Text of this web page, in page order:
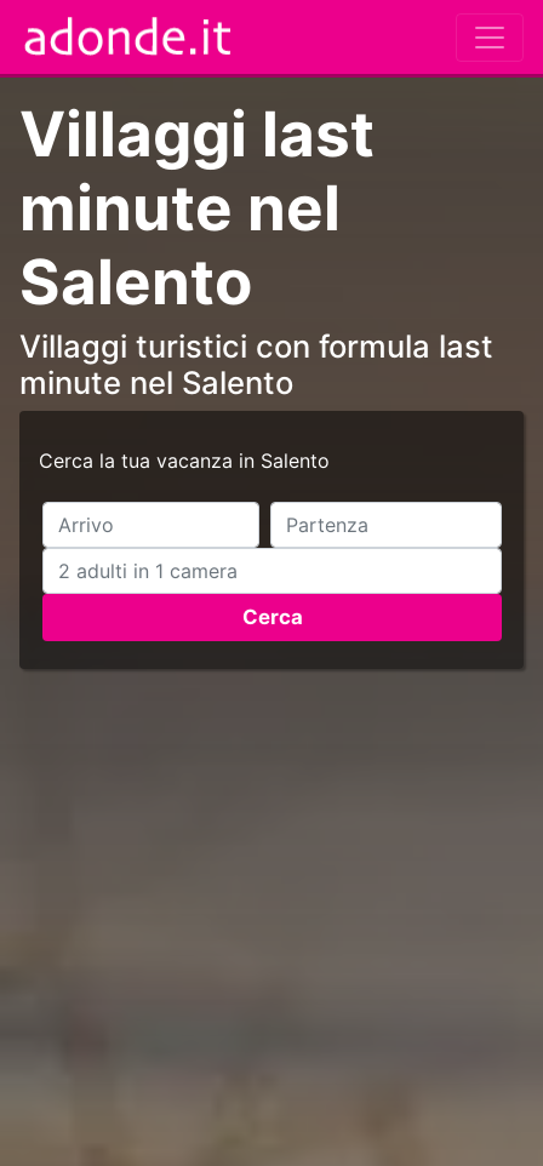
Villaggi last
minute nel
Salento
Villaggi turistici con formula last
minute nel Salento
Cerca la tua vacanza in Salento
Cerca